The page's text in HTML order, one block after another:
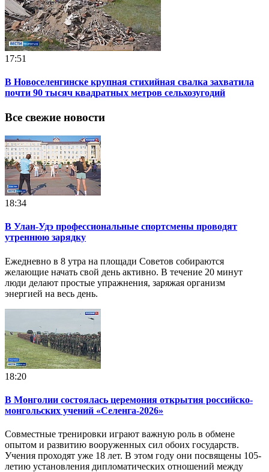
17:51
В Новоселенгинске крупная стихийная свалка захватила
почти 90 тысяч квадратных метров сельхозугодий
Все свежие новости
18:34
В Улан-Удэ профессиональные спортсмены проводят
утреннюю зарядку
Ежедневно в 8 утра на площади Советов собираются
желающие начать свой день активно. В течение 20 минут
люди делают простые упражнения, заряжая организм
энергией на весь день.
18:20
В Монголии состоялась церемония открытия российско-
монгольских учений «Селенга-2026»
Совместные тренировки играют важную роль в обмене
опытом и развитию вооруженных сил обоих государств.
Учения проходят уже 18 лет. В этом году они посвящены 105-
летию установления дипломатических отношений между